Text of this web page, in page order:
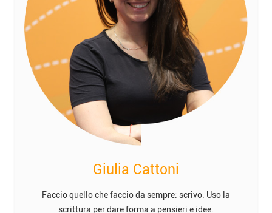
Giulia Cattoni
Faccio quello che faccio da sempre: scrivo. Uso la
scrittura per dare forma a pensieri e idee.